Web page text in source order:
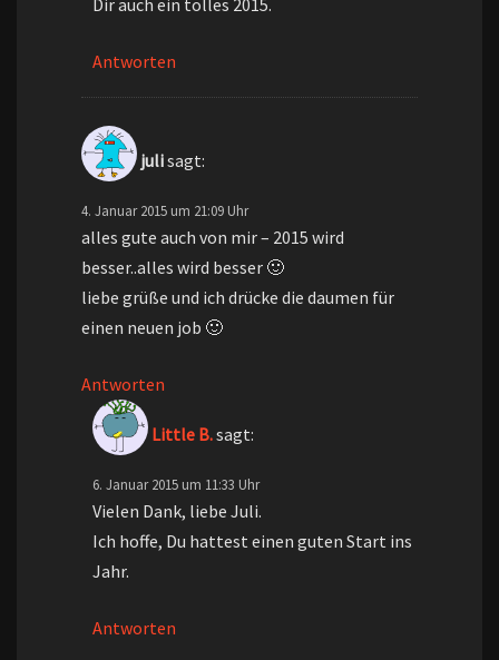
Dir auch ein tolles 2015.
Antworten
julisagt:
4. Januar 2015 um 21:09 Uhr
alles gute auch von mir – 2015 wird
besser..alles wird besser 🙂
liebe grüße und ich drücke die daumen für
einen neuen job 🙂
Antworten
Little B.sagt:
6. Januar 2015 um 11:33 Uhr
Vielen Dank, liebe Juli.
Ich hoffe, Du hattest einen guten Start ins
Jahr.
Antworten